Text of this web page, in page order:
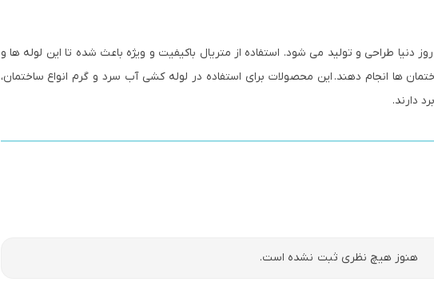
دنیا طراحی و تولید می شود. استفاده از متریال باکیفیت و ویژه باعث شده تا این لوله ها و
ها انجام دهند. این محصولات برای استفاده در لوله کشی آب سرد و گرم انواع ساختمان،
دارند.
هنوز هیچ نظری ثبت نشده است.